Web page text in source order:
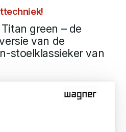
green – de
van de
stoelklassieker van